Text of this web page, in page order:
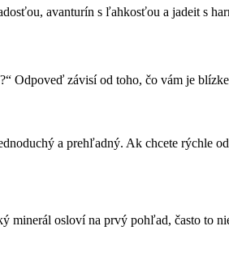
avanturín s ľahkosťou a jadeit s
Odpoveď závisí od toho, čo vám je
a prehľadný. Ak chcete rýchle
osloví na prvý pohľad, často to